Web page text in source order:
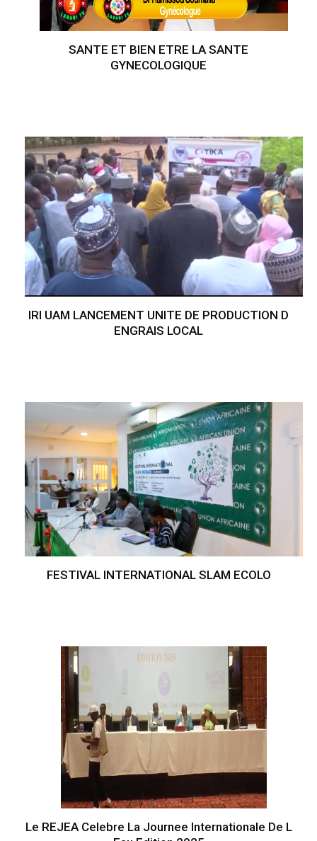
SANTE ET BIEN ETRE LA SANTE
GYNECOLOGIQUE
IRI UAM LANCEMENT UNITE DE PRODUCTION D
ENGRAIS LOCAL
FESTIVAL INTERNATIONAL SLAM ECOLO
Le REJEA Celebre La Journee Internationale De L